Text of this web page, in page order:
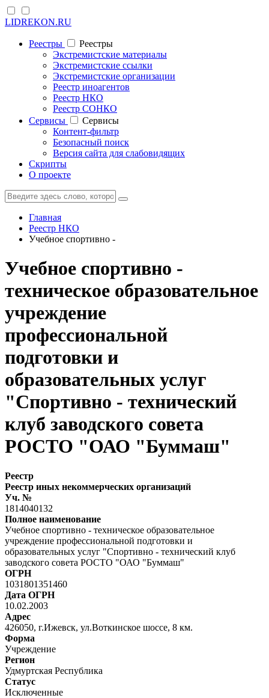
LIDREKON.RU
Реестры
Реестры
Экстремистские материалы
Экстремистские ссылки
Экстремистские организации
Реестр иноагентов
Реестр НКО
Реестр СОНКО
Cервисы
Cервисы
Контент-фильтр
Безопасный поиск
Версия сайта для слабовидящих
Скрипты
О проекте
Главная
Реестр НКО
Учебное спортивно -
Учебное спортивно -
техническое образовательное
учреждение
профессиональной
подготовки и
образовательных услуг
"Спортивно - технический
клуб заводского совета
РОСТО "ОАО "Буммаш"
Реестр
Реестр иных некоммерческих организаций
Уч. №
1814040132
Полное наименование
Учебное спортивно - техническое образовательное
учреждение профессиональной подготовки и
образовательных услуг "Спортивно - технический клуб
заводского совета РОСТО "ОАО "Буммаш"
ОГРН
1031801351460
Дата ОГРН
10.02.2003
Адрес
426050, г.Ижевск, ул.Воткинское шоссе, 8 км.
Форма
Учреждение
Регион
Удмуртская Республика
Статус
Исключенные